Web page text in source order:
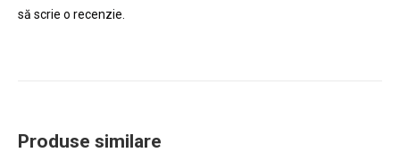
să scrie o recenzie.
Produse similare